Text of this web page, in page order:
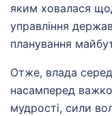
яким ховалася
управління
планування
Отже, влада
насамперед
мудрості, сили